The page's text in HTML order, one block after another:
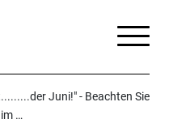
Juni!" - Beachten Sie
…